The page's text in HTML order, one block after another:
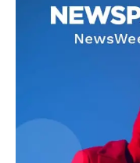
AIN
Contact Us
About Us